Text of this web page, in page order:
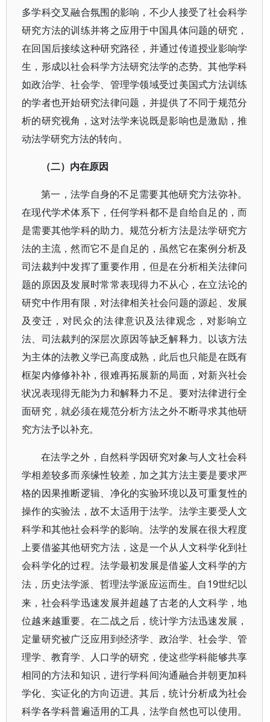
多学科交叉融合氛围的影响，不少人接受了社会科学
研究方法的训练并将之应用于中国具体问题的研究，
在回国后接续这种研究路径，并通过传道授业影响学
生，形成以社会科学方法研究法学的态势。其他学科
如政治学、社会学、管理学领域受过美国式方法训练
的学者也开始研究法律问题，并提供了不同于规范分
析的研究视角，这对法学来说既是影响也是激励，推
动法学研究方法的转向。
（二）内在原因
第一，法学自身的不足需要其他研究方法弥补。
在现代学术体系下，任何学科都不是自给自足的，而
是需要其他学科的助力。规范分析方法是法学研究方
法的主流，然而它不是自足的，虽然它在案例分析及
司法裁判中发挥了重要作用，但是在分析相关法律问
题的原因及发展时常常表现得力不从心，在立法论的
研究中作用有限，对法律相关社会问题的源起、发展
及变迁，对民众的法律意识及法律观念，对影响立
法、司法裁判的深层次原因等缺乏解释力。以该方法
为主体的法教义学已高度成熟，此后也只能是在既有
框架内修修补补，很难再拓展新的局面，对新兴社会
状况表现得无能为力和解释力不足。要对法律进行全
面研究，就必须在规范分析方法之外不断寻求其他研
究方法予以补充。
在法学之外，自然科学因研究对象与人文社会科
学相差较多而亲缘性较差，加之其方法主要是要求严
格的因果推断逻辑、净化的实验环境以及可重复性的
操作的实验法，故不太适用于法学。法学主要受人文
科学和其他社会科学的影响。法学的发展在很大程度
上要借鉴其他研究方法，这是一个从人文科学化到社
会科学化的过程。法学最初发展是借鉴人文科学的方
法，历史法学派、哲理法学派应运而生。自 19世纪以
来，社会科学迅速发展并超越了古老的人文科学，地
位越来越重要。在二战之后，统计学方法迅速发展，
定量研究被广泛应用到经济学、政治学、社会学、管
理学、教育学、人口学的研究，使这些学科能够共享
相同的方法和知识，进行学科间沟通融合并朝更加科
学化、实证化的方向迈进。其后，统计分析成为社会
科学各学科普遍适用的工具，法学自然也可以使用。